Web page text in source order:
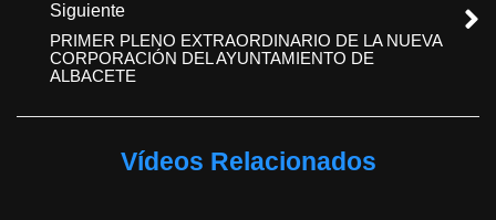
Siguiente
PRIMER PLENO EXTRAORDINARIO DE LA NUEVA
CORPORACIÓN DEL AYUNTAMIENTO DE
ALBACETE
Vídeos Relacionados